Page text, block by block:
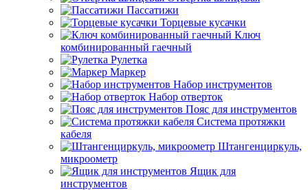
Пассатижи
Торцевые кусачки
Ключ
комбинированный гаечный
Рулетка
Маркер
Набор инструментов
Набор отверток
Пояс для инструментов
Система протяжки
кабеля
Штангенциркуль,
микроометр
Ящик для
инструментов